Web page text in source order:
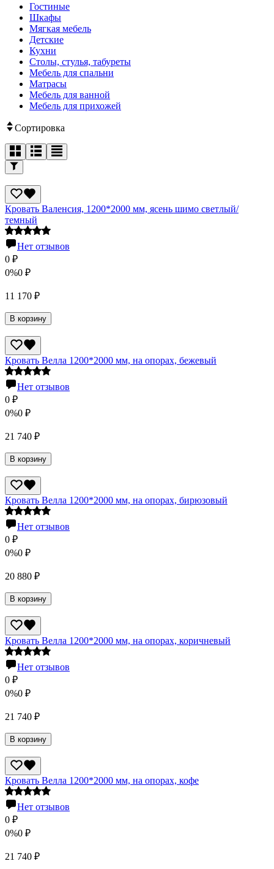
Гостиные
Шкафы
Мягкая мебель
Детские
Кухни
Столы, стулья, табуреты
Мебель для спальни
Матрасы
Мебель для ванной
Мебель для прихожей
Сортировка
Кровать Валенсия, 1200*2000 мм, ясень шимо светлый/
темный
Нет отзывов
0 ₽
0%0 ₽
11 170 ₽
В корзину
Кровать Велла 1200*2000 мм, на опорах, бежевый
Нет отзывов
0 ₽
0%0 ₽
21 740 ₽
В корзину
Кровать Велла 1200*2000 мм, на опорах, бирюзовый
Нет отзывов
0 ₽
0%0 ₽
20 880 ₽
В корзину
Кровать Велла 1200*2000 мм, на опорах, коричневый
Нет отзывов
0 ₽
0%0 ₽
21 740 ₽
В корзину
Кровать Велла 1200*2000 мм, на опорах, кофе
Нет отзывов
0 ₽
0%0 ₽
21 740 ₽